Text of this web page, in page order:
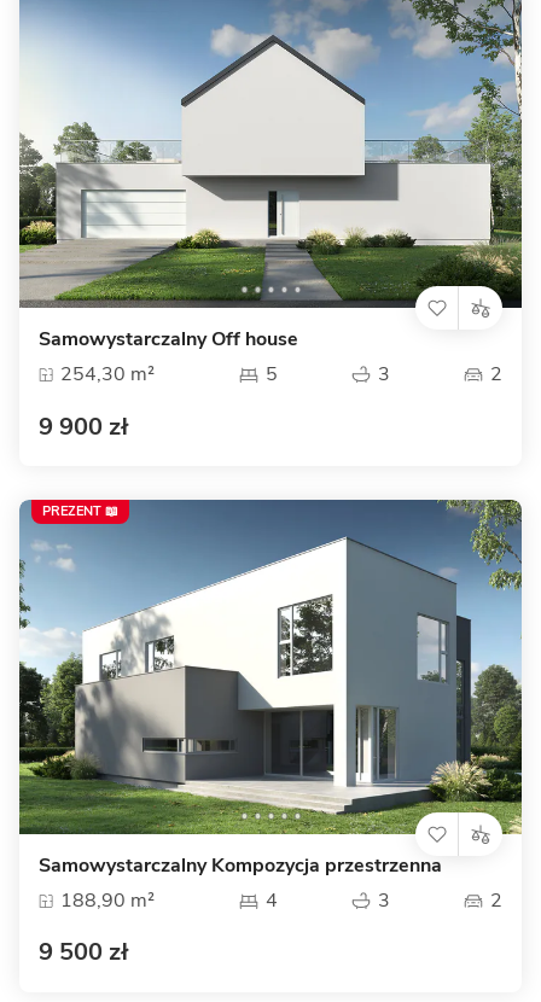
Samowystarczalny Off house
254,30 m²
5 3 2
9 900 zł
Samowystarczalny Kompozycja przestrzenna
188,90 m²
4 3 2
9 500 zł
PREZENT 📖